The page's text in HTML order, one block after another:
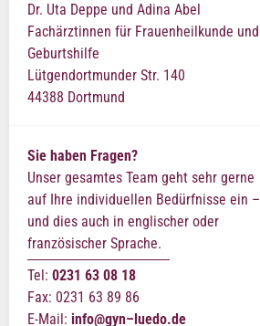
Dr. Uta Deppe und Adina Abel
Fachärztinnen für Frauenheilkunde und
Geburtshilfe
Lütgendortmunder Str. 140
44388 Dortmund
Sie haben Fragen?
Unser gesamtes Team geht sehr gerne
auf Ihre individuellen Bedürfnisse ein –
und dies auch in englischer oder
französischer Sprache.
Tel: 0231 63 08 18
Fax: 0231 63 89 86
E-Mail: info@gyn–luedo.de